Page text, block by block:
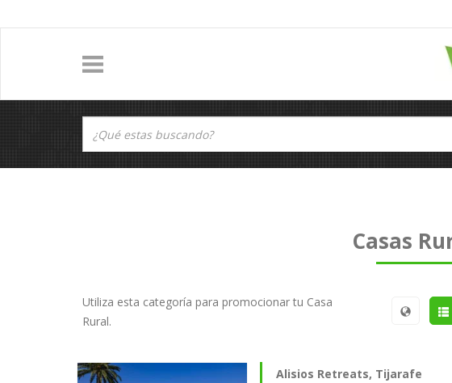
Casas
Utiliza esta categoría para promocionar tu Casa
Rural.
Alisios Retreats, Tijarafe